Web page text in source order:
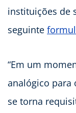
instituições de
seguinte
“Em um
analógico para
se torna